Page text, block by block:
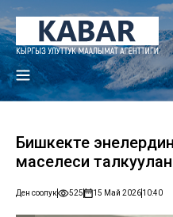
Бишкекте
маселеси
Ден соолук 525 15 Май 202610:40